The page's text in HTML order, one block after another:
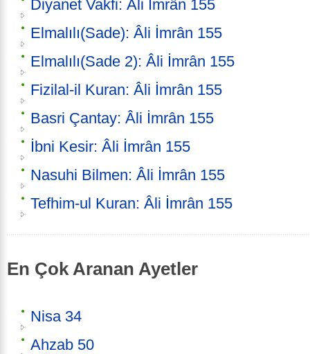
Diyanet Vakfi: Âli İmrân 155
Elmalılı(Sade): Âli İmrân 155
Elmalılı(Sade 2): Âli İmrân 155
Fizilal-il Kuran: Âli İmrân 155
Basri Çantay: Âli İmrân 155
İbni Kesir: Âli İmrân 155
Nasuhi Bilmen: Âli İmrân 155
Tefhim-ul Kuran: Âli İmrân 155
En Çok Aranan Ayetler
Nisa 34
Ahzab 50